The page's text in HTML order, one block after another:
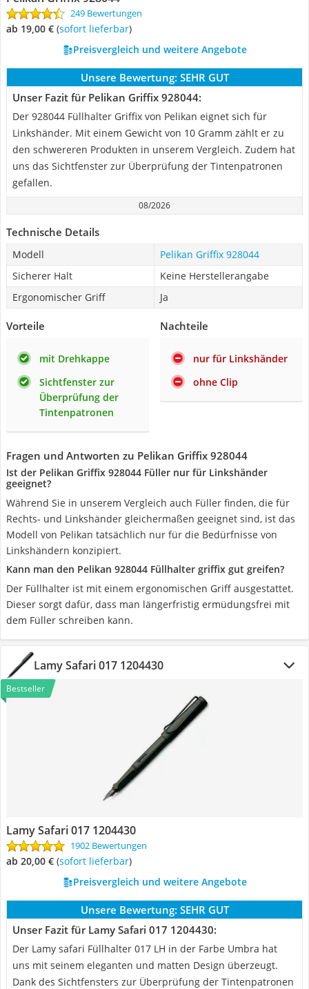
249 Bewertungen
ab 19,00 € ( Sofort lieferbar)
Preisvergleich und weitere Angebote
Unsere Bewertung: SEHR GUT
Unser Fazit für Pelikan Griffix 928044:
Der 928044 Füllhalter Griffix von Pelikan eignet sich für
Linkshänder. Mit einem Gewicht von 10 Gramm zählt er zu
den schwereren Produkten in unserem Vergleich. Zudem hat
uns das Sichtfenster zur Überprüfung der Tintenpatronen
gefallen.
08/2026
Technische Details
Modell
Pelikan Griffix 928044
Sicherer Halt
Keine Herstellerangabe
Ergonomischer Griff
Ja
Vorteile
mit Drehkappe
Sichtfenster zur
Überprüfung der
Tintenpatronen
Nachteile
nur für Linkshänder
ohne Clip
Fragen und Antworten zu Pelikan Griffix 928044
Ist der Pelikan Griffix 928044 Füller nur für Linkshänder
geeignet?
Während Sie in unserem Vergleich auch Füller finden, die für
Rechts- und Linkshänder gleichermaßen geeignet sind, ist das
Modell von Pelikan tatsächlich nur für die Bedürfnisse von
Linkshändern konzipiert.
Kann man den Pelikan 928044 Füllhalter griffix gut greifen?
Der Füllhalter ist mit einem ergonomischen Griff ausgestattet.
Dieser sorgt dafür, dass man längerfristig ermüdungsfrei mit
dem Füller schreiben kann.
Lamy Safari 017 1204430
Bestseller
Lamy Safari 017 1204430
1902 Bewertungen
ab 20,00 € ( Sofort lieferbar)
Preisvergleich und weitere Angebote
Unsere Bewertung: SEHR GUT
Unser Fazit für Lamy Safari 017 1204430:
Der Lamy safari Füllhalter 017 LH in der Farbe Umbra hat
uns mit seinem eleganten und matten Design überzeugt.
Dank des Sichtfensters zur Überprüfung der Tintenpatronen